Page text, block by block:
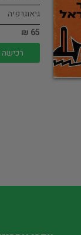
גיאוגרפיה
65 ₪
רכישה